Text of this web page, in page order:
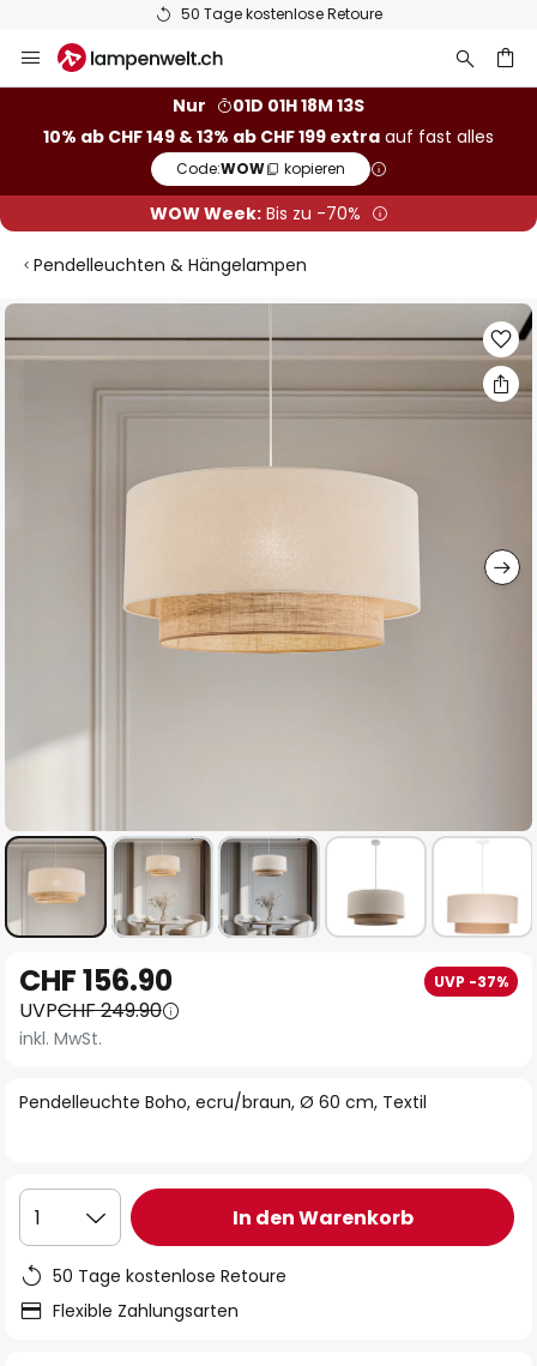
50 Tage kostenlose Retoure
Inhalt
Nur
01D 01H 18M 12S
10% ab CHF 149 & 13% ab CHF 199 extra auf fast alles
Code:WOW kopieren
WOW Week:Bis zu -70%
Pendelleuchten & Hängelampen
Zum
Ende
Anfang
der
Bildgalerie
Pendelleuchte Boho, ecru/braun, Ø 60 cm, Textil
CHF 156.90 UVP -37%
UVPCHF 249.90
inkl. MwSt.
1 In den Warenkorb
50 Tage kostenlose Retoure
Flexible Zahlungsarten